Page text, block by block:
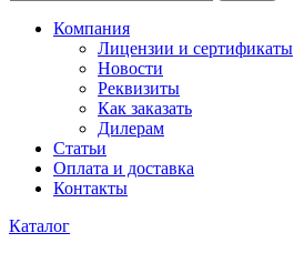
Компания
Лицензии и сертификаты
Новости
Реквизиты
Как заказать
Дилерам
Статьи
Оплата и доставка
Контакты
Каталог